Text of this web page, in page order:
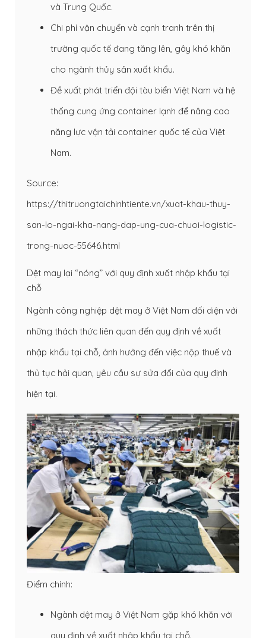
và Trung Quốc.
Chi phí vận chuyển và cạnh tranh trên thị
trường quốc tế đang tăng lên, gây khó khăn
cho ngành thủy sản xuất khẩu.
Đề xuất phát triển đội tàu biển Việt Nam và hệ
thống cung ứng container lạnh để nâng cao
năng lực vận tải container quốc tế của Việt
Nam.
Source:
https://thitruongtaichinhtiente.vn/xuat-khau-thuy-
san-lo-ngai-kha-nang-dap-ung-cua-chuoi-logistic-
trong-nuoc-55646.html
Dệt may lại “nóng” với quy định xuất nhập khẩu tại
chỗ
Ngành công nghiệp dệt may ở Việt Nam đối diện với
những thách thức liên quan đến quy định về xuất
nhập khẩu tại chỗ, ảnh hưởng đến việc nộp thuế và
thủ tục hải quan, yêu cầu sự sửa đổi của quy định
hiện tại.
Điểm chính:
Ngành dệt may ở Việt Nam gặp khó khăn với
quy định về xuất nhập khẩu tại chỗ.